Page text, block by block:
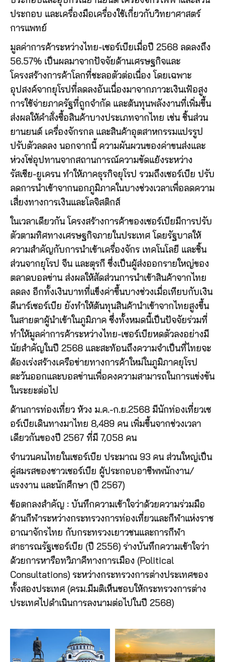
ประกอบ และเครื่องมือเครื่องใช้เกี่ยวกับวิทยาศาสตร์
การแพทย์
มูลค่าการค้าระหว่างไทย-เซอร์เบียเมื่อปี 2568 ลดลงถึง
56.57% เป็นผลมาจากปัจจัยด้านเศรษฐกิจและ
โครงสร้างการค้าโลกที่ชะลอตัวต่อเนื่อง โดยเฉพาะ
อุปสงค์จากยุโรปที่ลดลงอันเนื่องมาจากภาวะเงินเฟ้อสูง
การใช้จ่ายภาครัฐที่ถูกจำกัด และต้นทุนพลังงานที่เพิ่มขึ้น
ส่งผลให้คำสั่งซื้อสินค้าบางประเภทจากไทย เช่น ชิ้นส่วน
ยานยนต์ เครื่องจักรกล และสินค้าอุตสาหกรรมแปรรูป
ปรับตัวลดลง นอกจากนี้ ความผันผวนของค่าขนส่งและ
ห่วงโซ่อุปทานจากสถานการณ์ความขัดแย้งระหว่าง
รัสเซีย-ยูเครน ทำให้ภาคธุรกิจยุโรป รวมถึงเซอร์เบีย ปรับ
ลดการนำเข้าจากนอกภูมิภาคในบางช่วงเวลาเพื่อลดความ
เสี่ยงทางการเงินและโลจิสติกส์
ในเวลาเดียวกัน โครงสร้างการค้าของเซอร์เบียมีการปรับ
ตัวตามทิศทางเศรษฐกิจภายในประเทศ โดยรัฐบาลให้
ความสำคัญกับการนำเข้าเครื่องจักร เทคโนโลยี และชิ้น
ส่วนจากยุโรป จีน และตุรกี ซึ่งเป็นผู้ส่งออกรายใหญ่ของ
ตลาดบอลข่าน ส่งผลให้สัดส่วนการนำเข้าสินค้าจากไทย
ลดลง อีกทั้งเงินบาทที่แข็งค่าขึ้นบางช่วงเมื่อเทียบกับเงิน
ดีนาร์เซอร์เบีย ยังทำให้ต้นทุนสินค้านำเข้าจากไทยสูงขึ้น
ในสายตาผู้นำเข้าในภูมิภาค ซึ่งทั้งหมดนี้เป็นปัจจัยร่วมที่
ทำให้มูลค่าการค้าระหว่างไทย-เซอร์เบียหดตัวลงอย่างมี
นัยสำคัญในปี 2568 และสะท้อนถึงความจำเป็นที่ไทยจะ
ต้องเร่งสร้างเครือข่ายทางการค้าใหม่ในภูมิภาคยุโรป
ตะวันออกและบอลข่านเพื่อคงความสามารถในการแข่งขัน
ในระยะต่อไป
ด้านการท่องเที่ยว ห้วง ม.ค.-ก.ย.2568 มีนักท่องเที่ยวเซ
อร์เบียเดินทางมาไทย 8,489 คน เพิ่มขึ้นจากช่วงเวลา
เดียวกันของปี 2567 ที่มี 7,058 คน
จำนวนคนไทยในเซอร์เบีย ประมาณ 93 คน ส่วนใหญ่เป็น
คู่สมรสของชาวเซอร์เบีย ผู้ประกอบอาชีพพนักงาน/
แรงงาน และนักศึกษา (ปี 2567)
ข้อตกลงสำคัญ : บันทึกความเข้าใจว่าด้วยความร่วมมือ
ด้านกีฬาระหว่างกระทรวงการท่องเที่ยวและกีฬาแห่งราช
อาณาจักรไทย กับกระทรวงเยาวชนและการกีฬา
สาธารณรัฐเซอร์เบีย (ปี 2556) ร่างบันทึกความเข้าใจว่า
ด้วยการหารือทวิภาคีทางการเมือง (Political
Consultations) ระหว่างกระทรวงการต่างประเทศของ
ทั้งสองประเทศ (ครม.มีมติเห็นชอบให้กระทรวงการต่าง
ประเทศไปดำเนินการลงนามต่อไปในปี 2568)